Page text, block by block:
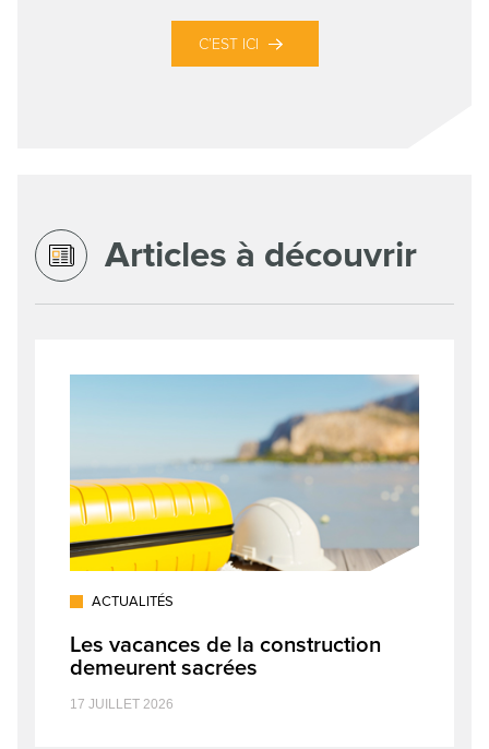
C’EST ICI
Articles à découvrir
ACTUALITÉS
Les vacances de la construction
demeurent sacrées
17 JUILLET 2026